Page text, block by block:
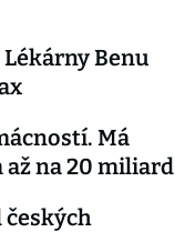
Benu
Má
na 20 miliard
českých